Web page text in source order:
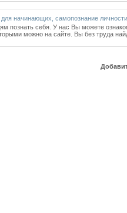
начинающих, самопознание личности
познать себя. У нас Вы можете
можно на сайте. Вы без труда